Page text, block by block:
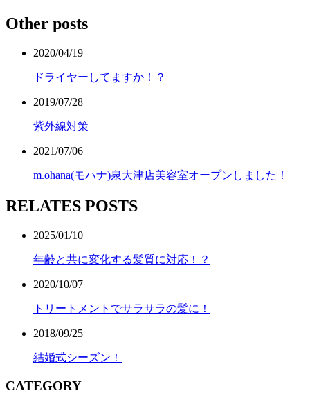
Other posts
2020/04/19
ドライヤーしてますか！？
2019/07/28
紫外線対策
2021/07/06
m.ohana(モハナ)泉大津店美容室オープンしました！
RELATES POSTS
2025/01/10
年齢と共に変化する髪質に対応！？
2020/10/07
トリートメントでサラサラの髪に！
2018/09/25
結婚式シーズン！
CATEGORY